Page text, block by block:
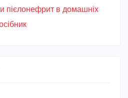
пієлонефрит в домашніх